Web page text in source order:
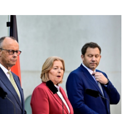
in Provinz British Columbia
Zwei Tote nach Motorrad-Unfall
"nicht viele Medaillenchancen"
in British Columbia ausgerufen -